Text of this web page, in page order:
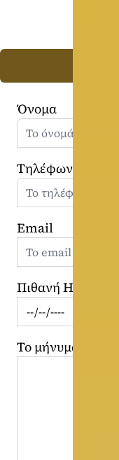
Όνομα
Τηλέφωνο
Email
Πιθανή
Το μήνυμά σας